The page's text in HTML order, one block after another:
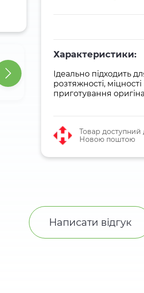
Характеристики:
Ідеально підходить
розтяжності,
приготування
Товар доступний
Новою поштою
Написати відгук